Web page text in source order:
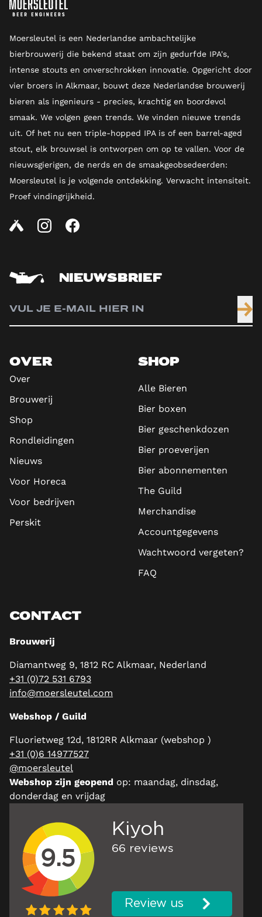
Moersleutel is een Nederlandse ambachtelijke
bierbrouwerij die bekend staat om zijn gedurfde IPA's,
intense stouts en onverschrokken innovatie. Opgericht door
vier broers in Alkmaar, bouwt deze Nederlandse brouwerij
bieren als ingenieurs - precies, krachtig en boordevol
smaak. We volgen geen trends. We vinden nieuwe trends
uit. Of het nu een triple-hopped IPA is of een barrel-aged
stout, elk brouwsel is ontworpen om op te vallen. Voor de
nieuwsgierigen, de nerds en de smaakgeobsedeerden:
Moersleutel is je volgende ontdekking. Verwacht intensiteit.
Proef vindingrijkheid.
NIEUWSBRIEF
OVER
Over
Brouwerij
Shop
Rondleidingen
Nieuws
Voor Horeca
Voor bedrijven
Perskit
SHOP
Alle Bieren
Bier boxen
Bier geschenkdozen
Bier proeverijen
Bier abonnementen
The Guild
Merchandise
Accountgegevens
Wachtwoord vergeten?
FAQ
CONTACT
Brouwerij
Diamantweg 9, 1812 RC Alkmaar, Nederland
+31 (0)72 531 6793
info@moersleutel.com
Webshop / Guild
Fluorietweg 12d, 1812RR Alkmaar (webshop )
+31 (0)6 14977527
@moersleutel
Webshop zijn geopend op: maandag, dinsdag,
donderdag en vrijdag